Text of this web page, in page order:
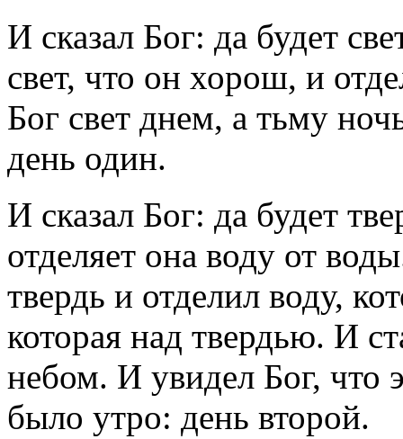
И сказал Бог: да будет
свет, что он хорош, и
Бог свет днем, а тьму
день один.
И сказал Бог: да будет
отделяет она воду от
твердь и отделил воду,
которая над твердью. И
небом. И увидел Бог, что
было утро: день второй.